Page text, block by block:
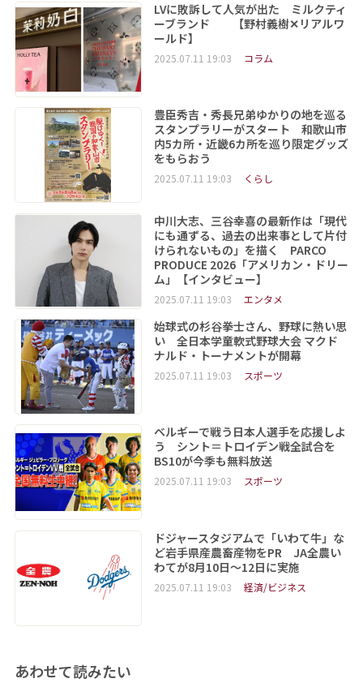
LVに敗訴して人気が出た ミルクティ
ーブランド 【野村義樹✕リアルワ
ールド】
2025.07.11 19:03 コラム
豊臣秀吉・秀長兄弟ゆかりの地を巡る
スタンプラリーがスタート 和歌山市
内5カ所・近畿6カ所を巡り限定グッズ
をもらおう
2025.07.11 19:03 くらし
中川大志、三谷幸喜の最新作は「現代
にも通ずる、過去の出来事として片付
けられないもの」を描く PARCO
PRODUCE 2026「アメリカン・ドリー
ム」【インタビュー】
2025.07.11 19:03 エンタメ
始球式の杉谷拳士さん、野球に熱い思
い 全日本学童軟式野球大会 マクド
ナルド・トーナメントが開幕
2025.07.11 19:03 スポーツ
ベルギーで戦う日本人選手を応援しよ
う シント＝トロイデン戦全試合を
BS10が今季も無料放送
2025.07.11 19:03 スポーツ
ドジャースタジアムで「いわて牛」な
ど岩手県産農畜産物をPR JA全農い
わてが8月10日～12日に実施
2025.07.11 19:03 経済/ビジネス
あわせて読みたい